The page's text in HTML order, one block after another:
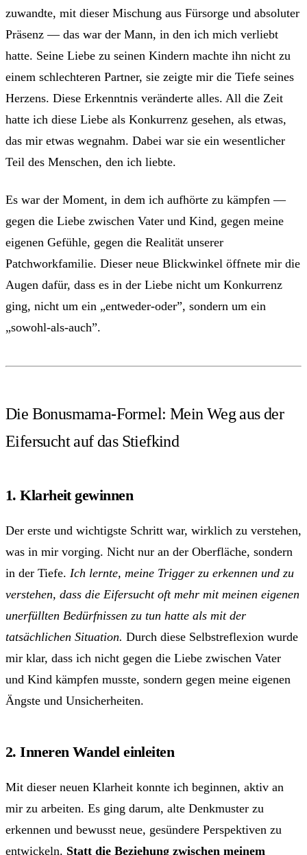
zuwandte, mit dieser Mischung aus Fürsorge und absoluter
Präsenz — das war der Mann, in den ich mich verliebt
hatte. Seine Liebe zu seinen Kindern machte ihn nicht zu
einem schlechteren Partner, sie zeigte mir die Tiefe seines
Herzens. Diese Erkenntnis veränderte alles. All die Zeit
hatte ich diese Liebe als Konkurrenz gesehen, als etwas,
das mir etwas wegnahm. Dabei war sie ein wesentlicher
Teil des Menschen, den ich liebte.
Es war der Moment, in dem ich aufhörte zu kämpfen —
gegen die Liebe zwischen Vater und Kind, gegen meine
eigenen Gefühle, gegen die Realität unserer
Patchworkfamilie. Dieser neue Blickwinkel öffnete mir die
Augen dafür, dass es in der Liebe nicht um Konkurrenz
ging, nicht um ein „entweder-oder”, sondern um ein
„sowohl-als-auch”.
Die Bonusmama-Formel: Mein Weg aus der
Eifersucht auf das Stiefkind
1. Klarheit gewinnen
Der erste und wichtigste Schritt war, wirklich zu verstehen,
was in mir vorging. Nicht nur an der Oberfläche, sondern
in der Tiefe. Ich lernte, meine Trigger zu erkennen und zu
verstehen, dass die Eifersucht oft mehr mit meinen eigenen
unerfüllten Bedürfnissen zu tun hatte als mit der
tatsächlichen Situation. Durch diese Selbstreflexion wurde
mir klar, dass ich nicht gegen die Liebe zwischen Vater
und Kind kämpfen musste, sondern gegen meine eigenen
Ängste und Unsicherheiten.
2. Inneren Wandel einleiten
Mit dieser neuen Klarheit konnte ich beginnen, aktiv an
mir zu arbeiten. Es ging darum, alte Denkmuster zu
erkennen und bewusst neue, gesündere Perspektiven zu
entwickeln. Statt die Beziehung zwischen meinem